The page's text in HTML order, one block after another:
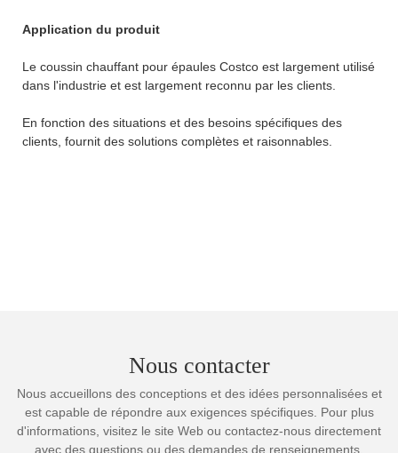
Application du produit
Le coussin chauffant pour épaules Costco est largement utilisé
dans l'industrie et est largement reconnu par les clients.
En fonction des situations et des besoins spécifiques des
clients, fournit des solutions complètes et raisonnables.
Nous contacter
Nous accueillons des conceptions et des idées personnalisées et
est capable de répondre aux exigences spécifiques. Pour plus
d'informations, visitez le site Web ou contactez-nous directement
avec des questions ou des demandes de renseignements.